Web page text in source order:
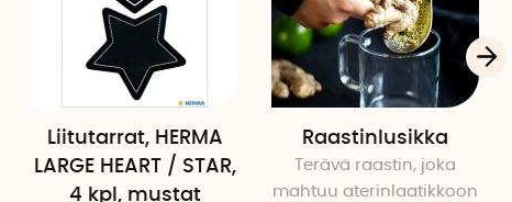
Liitutarrat, HERMA
LARGE HEART / STAR,
4 kpl, mustat
Raastinlusikka
Terävä raastin, joka
mahtuu aterinlaatikkoon